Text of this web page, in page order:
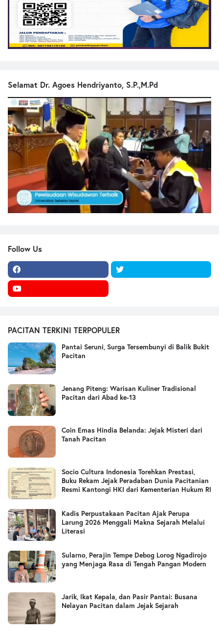
Selamat Dr. Agoes Hendriyanto, S.P.,M.Pd
Follow Us
PACITAN TERKINI TERPOPULER
Pantai Seruni, Surga Tersembunyi di Balik Bukit
Pacitan
Jenang Piteng: Warisan Kuliner Tradisional
Pacitan dari Abad ke-13
Coin Emas Hindia Belanda: Jejak Misteri dari
Tanah Pacitan
Socio Cultura Indonesia Torehkan Prestasi,
Buku Rekam Jejak Peradaban Dunia Pacitanian
Resmi Kantongi HKI dari Kementerian Hukum RI
Kadis Perpustakaan Pacitan Ajak Perupa
Larung 2026 Menggali Makna Sejarah Melalui
Literasi
Sularno, Perajin Tempe Debog Lorog Ngadirojo
yang Menjaga Rasa di Tengah Pangan Modern
Jarik, Ikat Kepala, dan Pasir Pantai: Busana
Nelayan Pacitan dalam Jejak Sejarah